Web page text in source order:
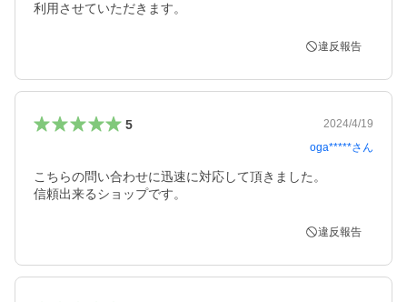
利用させていただきます。
違反報告
5
2024/4/19
oga*****さん
こちらの問い合わせに迅速に対応して頂きました。
信頼出来るショップです。
違反報告